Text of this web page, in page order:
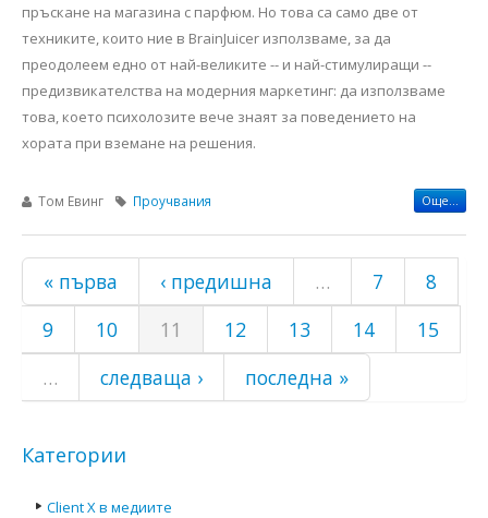
пръскане на магазина с парфюм. Но това са само две от
техниките, които ние в BrainJuicer използваме, за да
преодолеем едно от най-великите -- и най-стимулиращи --
предизвикателства на модерния маркетинг: да използваме
това, което психолозите вече знаят за поведението на
хората при вземане на решения.
Том Евинг Проучвания Още...
Страници
« първа ‹ предишна … 7
8
9
10 11 12 13 14
15
…
следваща › последна »
Категории
Client X в медиите